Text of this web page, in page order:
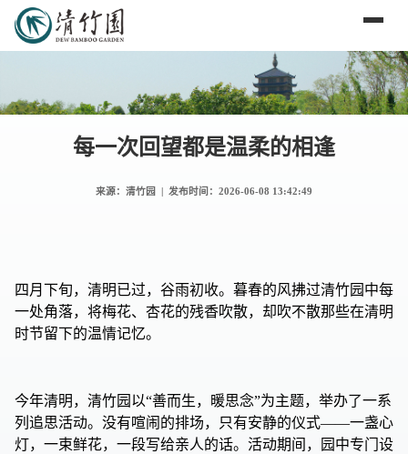
每一次回望都是温柔的相逢
来源：清竹园 | 发布时间： 2026-06-08 13:42:49
四月下旬，清明已过，谷雨初收。暮春的风拂过清竹园中每
一处角落，将梅花、杏花的残香吹散，却吹不散那些在清明
时节留下的温情记忆。
今年清明，清竹园以“善而生，暖思念”为主题，举办了一系
列追思活动。没有喧闹的排场，只有安静的仪式——一盏心
灯，一束鲜花，一段写给亲人的话。活动期间，园中专门设